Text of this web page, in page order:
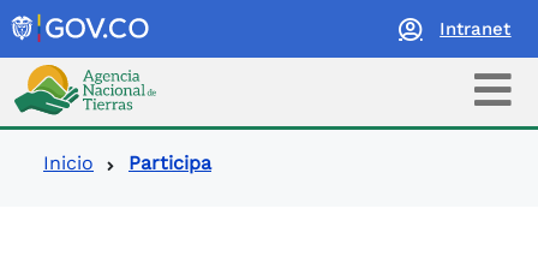
Intranet
Logo Agencia Nacional de Tierras
Ruta de navegación
Inicio Participa